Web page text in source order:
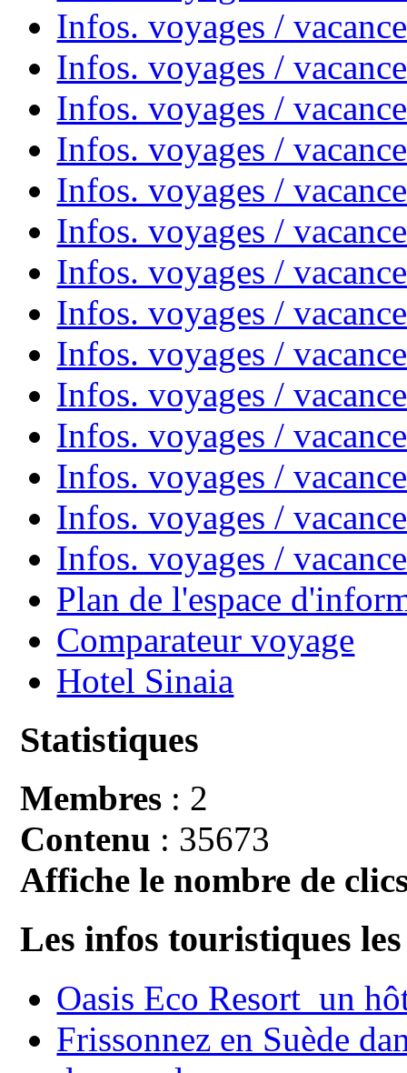
Infos. voyages /
Infos. voyages /
Infos. voyages /
Infos. voyages /
Infos. voyages /
Infos. voyages /
Infos. voyages /
Infos. voyages /
Infos. voyages /
Infos. voyages /
Infos. voyages /
Infos. voyages /
Infos. voyages /
Infos. voyages /
Plan de l'espace
Comparateur voyage
Hotel Sinaia
Statistiques
Membres : 2
Contenu : 35673
Affiche le nombre de
Les infos touristiques
Oasis Eco Resort un
Frissonnez en Suède